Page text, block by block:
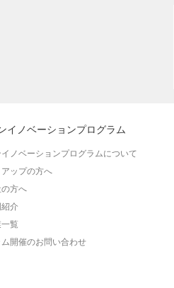
イノベーションプログラム
ノベーションプログラムについて
アップの方へ
方へ
介
覧
開催のお問い合わせ